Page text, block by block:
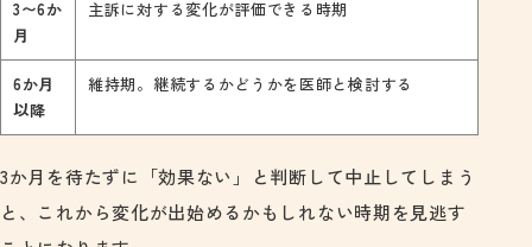
3〜6か
月
主訴に対する変化が評価できる時期
6か月
以降
維持期。継続するかどうかを医師と検討する
3か月を待たずに「効果ない」と判断して中止してしまう
と、これから変化が出始めるかもしれない時期を見逃す